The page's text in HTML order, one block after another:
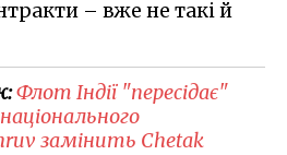
– вже не такі й
Флот Індії "пересідає"
замінить Chetak